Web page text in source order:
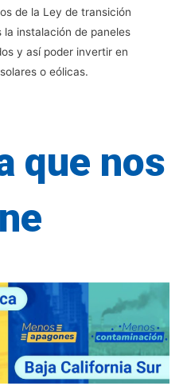
de la Ley de transición
instalación de paneles
y así poder invertir en
o eólicas.
que nos